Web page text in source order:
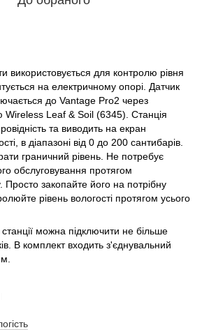
використовується для контролю рівня
на електричному опорі. Датчик
до Vantage Pro2 через
Wireless Leaf & Soil (6345). Станція
та виводить на екран
в діапазоні від 0 до 200 сантибарів.
граничний рівень. Не потребує
обслуговування протягом
Просто закопайте його на потрібну
рівень вологості протягом усього
станції можна підключити не більше
В комплект входить з'єднувальний